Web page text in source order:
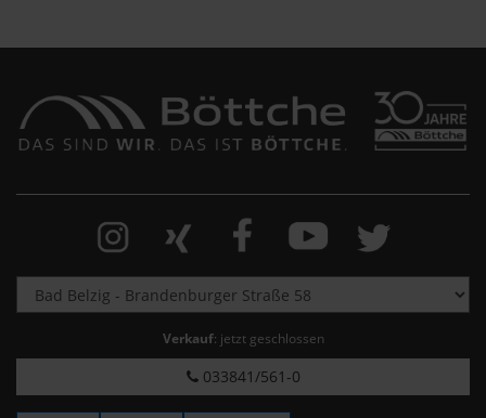
Verkauf: jetzt geschlossen
033841/561-0